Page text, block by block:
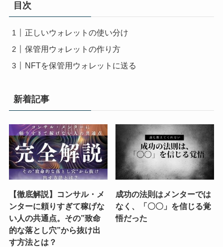
目次
正しいウォレットの使い分け
保管用ウォレットの作り方
NFTを保管用ウォレットに送る
新着記事
【徹底解説】コンサル・メ
ンターに頼りすぎて稼げな
い人の共通点。その”致命
的な落とし穴”から抜け出
す方法とは？
成功の法則はメンターでは
なく、「〇〇」を信じる覚
悟だった